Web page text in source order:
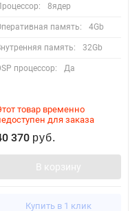
8ядер
память: 4Gb
память: 32Gb
процессор: Да
товар временно
для заказа
370 руб.
В корзину
Купить в 1 клик